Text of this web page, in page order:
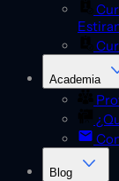
Academia
Blog